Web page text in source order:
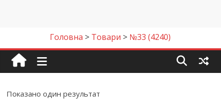
Головна > Товари > №33 (4240)
Показано один результат